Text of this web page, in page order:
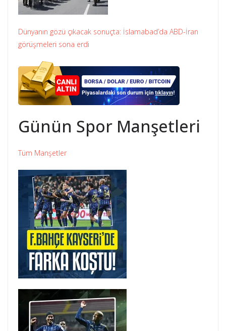
Dünyanın gözü çıkacak sonuçta: İslamabad’da ABD-İran
görüşmeleri sona erdi
Günün Spor Manşetleri
Tüm Manşetler